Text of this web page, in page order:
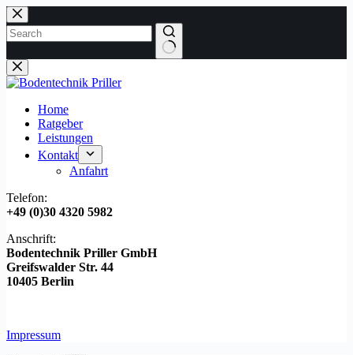
Zum
Inhalt
springen
Keine
Ergebnisse
Home
Ratgeber
Leistungen
Kontakt
Anfahrt
Telefon:
+49 (0)30 4320 5982
Anschrift:
Bodentechnik Priller GmbH
Greifswalder Str. 44
10405 Berlin
Impressum